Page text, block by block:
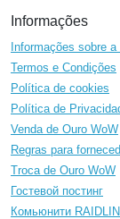
Informações
Informações sobre
Termos e Condições
Política de cookies
Política de
Venda de Ouro WoW
Regras para
Troca de Ouro WoW
Гостевой постинг
Комьюнити